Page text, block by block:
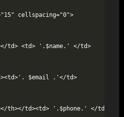
cellspacing="0">
td> <td> '.$name.' </td>
$email .'</td>
th></td><td> '.$phone.' </td>